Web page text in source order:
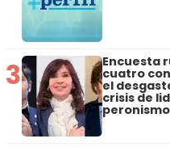
3 Encuesta
cuatro
el
crisis de
peronismo